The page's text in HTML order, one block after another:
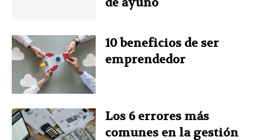
k
s
t
I
10 beneficios de ser
emprendedor
Los 6 errores más
comunes en la gestión